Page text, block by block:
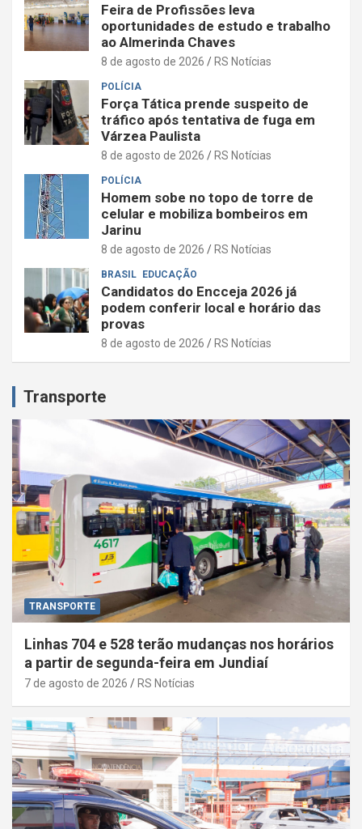
Feira de Profissões leva
oportunidades de estudo e trabalho
ao Almerinda Chaves
8 de agosto de 2026 RS Notícias
POLÍCIA
Força Tática prende suspeito de
tráfico após tentativa de fuga em
Várzea Paulista
8 de agosto de 2026 RS Notícias
POLÍCIA
Homem sobe no topo de torre de
celular e mobiliza bombeiros em
Jarinu
8 de agosto de 2026 RS Notícias
BRASIL EDUCAÇÃO
Candidatos do Encceja 2026 já
podem conferir local e horário das
provas
8 de agosto de 2026 RS Notícias
Transporte
TRANSPORTE
Linhas 704 e 528 terão mudanças nos horários
a partir de segunda-feira em Jundiaí
7 de agosto de 2026 RS Notícias